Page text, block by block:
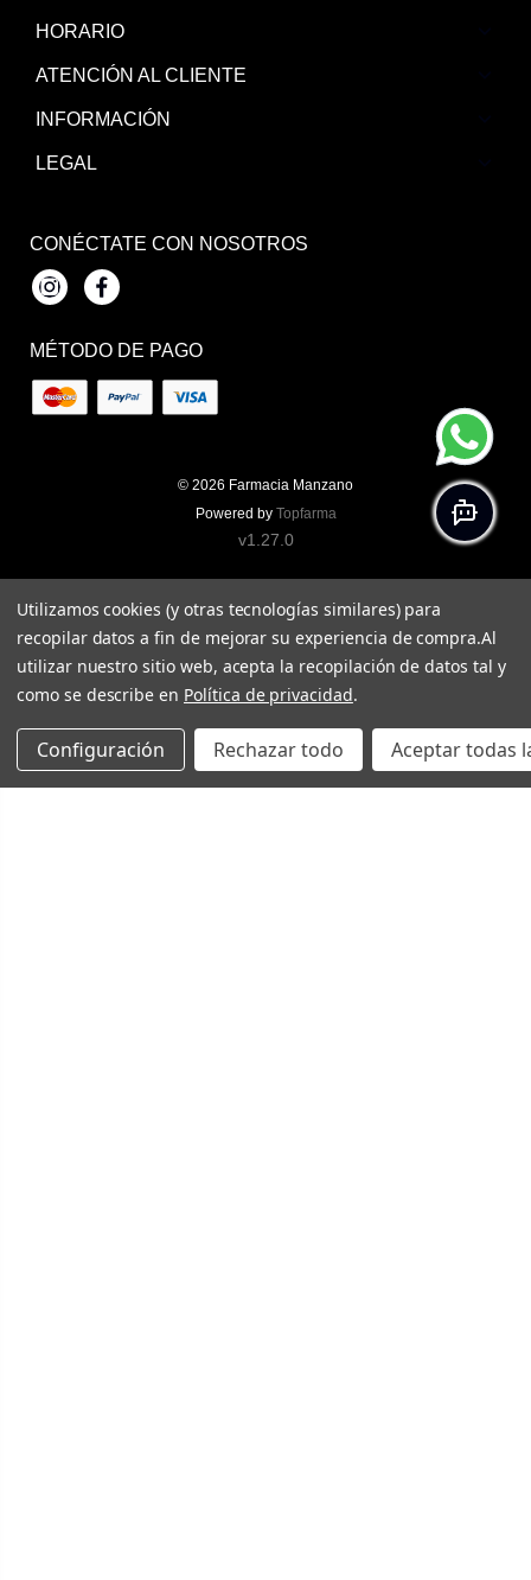
HORARIO
ATENCIÓN AL CLIENTE
INFORMACIÓN
LEGAL
CONÉCTATE CON NOSOTROS
InstagramFacebook
MÉTODO DE PAGO
© 2026 Farmacia Manzano
Powered by Topfarma
v1.27.0
Utilizamos cookies (y otras tecnologías similares) para
recopilar datos a fin de mejorar su experiencia de compra.Al
utilizar nuestro sitio web, acepta la recopilación de datos tal y
como se describe en Política de privacidad.
Configuración Rechazar todo Aceptar todas